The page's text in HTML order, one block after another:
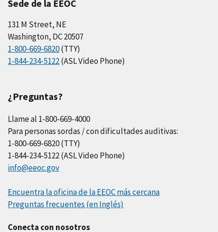
Sede de la EEOC
131 M Street, NE
Washington, DC 20507
1-800-669-6820(TTY)
1-844-234-5122(ASL Video Phone)
¿Preguntas?
Llame al 1-800-669-4000
Para personas sordas / con dificultades auditivas:
1-800-669-6820 (TTY)
1-844-234-5122 (ASL Video Phone)
info@eeoc.gov
Encuentra la oficina de la EEOC más cercana
Preguntas frecuentes (en Inglés)
Conecta con nosotros